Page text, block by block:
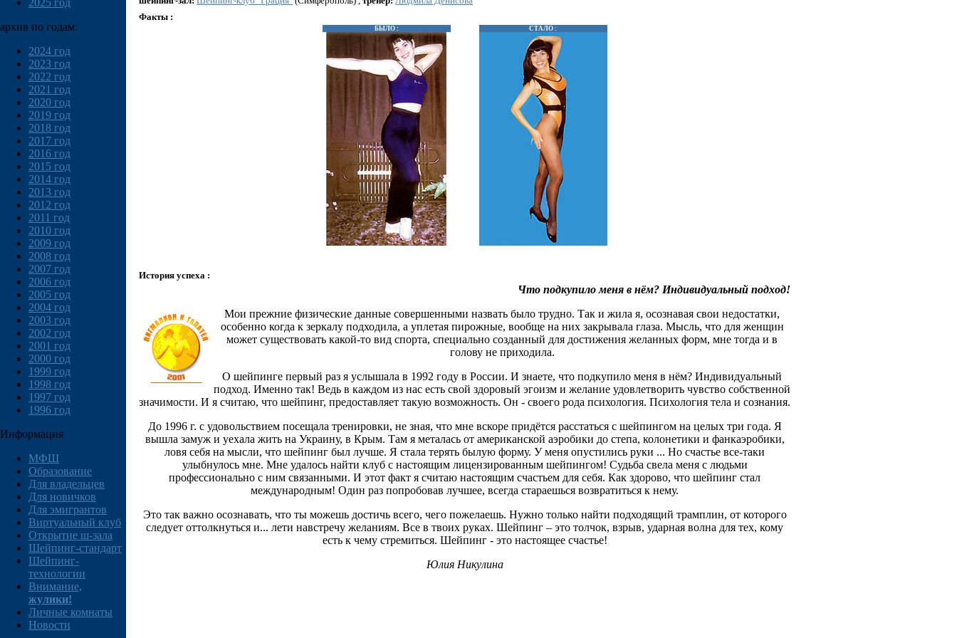
2025 год
архив по годам:
2024 год
2023 год
2022 год
2021 год
2020 год
2019 год
2018 год
2017 год
2016 год
2015 год
2014 год
2013 год
2012 год
2011 год
2010 год
2009 год
2008 год
2007 год
2006 год
2005 год
2004 год
2003 год
2002 год
2001 год
2000 год
1999 год
1998 год
1997 год
1996 год
Информация
МФШ
Образование
Для владельцев
Для новичков
Для эмигрантов
Виртуальный клуб
Открытие ш-зала
Шейпинг-стандарт
Шейпинг-
технологии
Внимание,
жулики!
Личные комнаты
Новости
Факты :
БЫЛО : СТАЛО :
История успеха :
Что подкупило меня в нём? Индивидуальный подход!
Мои прежние физические данные совершенными назвать было трудно. Так и жила я, осознавая свои недостатки,
особенно когда к зеркалу подходила, а уплетая пирожные, вообще на них закрывала глаза. Мысль, что для женщин
может существовать какой-то вид спорта, специально созданный для достижения желанных форм, мне тогда и в
голову не приходила.
О шейпинге первый раз я услышала в 1992 году в России. И знаете, что подкупило меня в нём? Индивидуальный
подход. Именно так! Ведь в каждом из нас есть свой здоровый эгоизм и желание удовлетворить чувство собственной
значимости. И я считаю, что шейпинг, предоставляет такую возможность. Он - своего рода психология. Психология тела и сознания.
До 1996 г. с удовольствием посещала тренировки, не зная, что мне вскоре придётся расстаться с шейпингом на целых три года. Я
вышла замуж и уехала жить на Украину, в Крым. Там я металась от американской аэробики до степа, колонетики и фанкаэробики,
ловя себя на мысли, что шейпинг был лучше. Я стала терять былую форму. У меня опустились руки ... Но счастье все-таки
улыбнулось мне. Мне удалось найти клуб с настоящим лицензированным шейпингом! Судьба свела меня с людьми
профессионально с ним связанными. И этот факт я считаю настоящим счастьем для себя. Как здорово, что шейпинг стал
международным! Один раз попробовав лучшее, всегда стараешься возвратиться к нему.
Это так важно осознавать, что ты можешь достичь всего, чего пожелаешь. Нужно только найти подходящий трамплин, от которого
следует оттолкнуться и... лети навстречу желаниям. Все в твоих руках. Шейпинг – это толчок, взрыв, ударная волна для тех, кому
есть к чему стремиться. Шейпинг - это настоящее счастье!
Юлия Никулина